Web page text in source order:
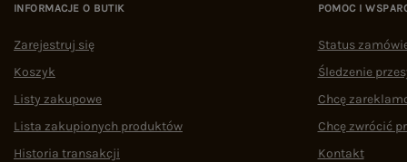
INFORMACJE O BUTIK
Zarejestruj się
Koszyk
Listy zakupowe
Lista zakupionych produktów
Historia transakcji
POMOC I
Status
Śledzenie
Chcę
Chcę zwrócić
Kontakt